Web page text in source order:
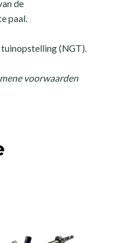
de
paal.
tuinopstelling (NGT).
voorwaarden